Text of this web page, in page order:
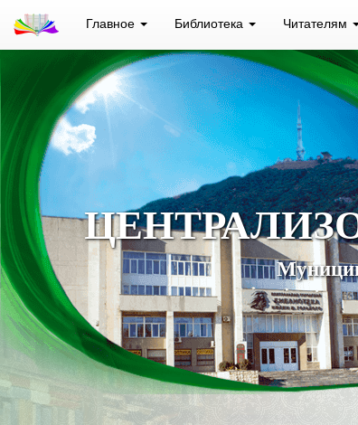
Главное Библиотека Читателям